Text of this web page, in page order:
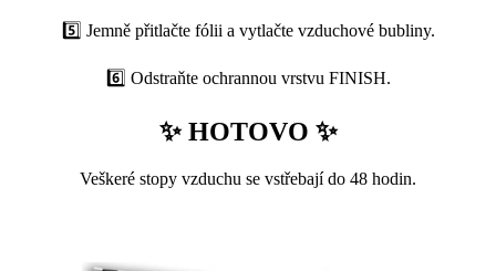
5️⃣ Jemně přitlačte fólii a vytlačte vzduchové bubliny.
6️⃣ Odstraňte ochrannou vrstvu FINISH.
✨ HOTOVO ✨
Veškeré stopy vzduchu se vstřebají do 48 hodin.